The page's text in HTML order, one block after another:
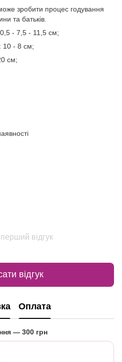
зробити процес годування
та батьків.
- 7,5 - 11,5 см;
10 - 8 см;
см;
відгук
відгук
Оплата
— 300 грн